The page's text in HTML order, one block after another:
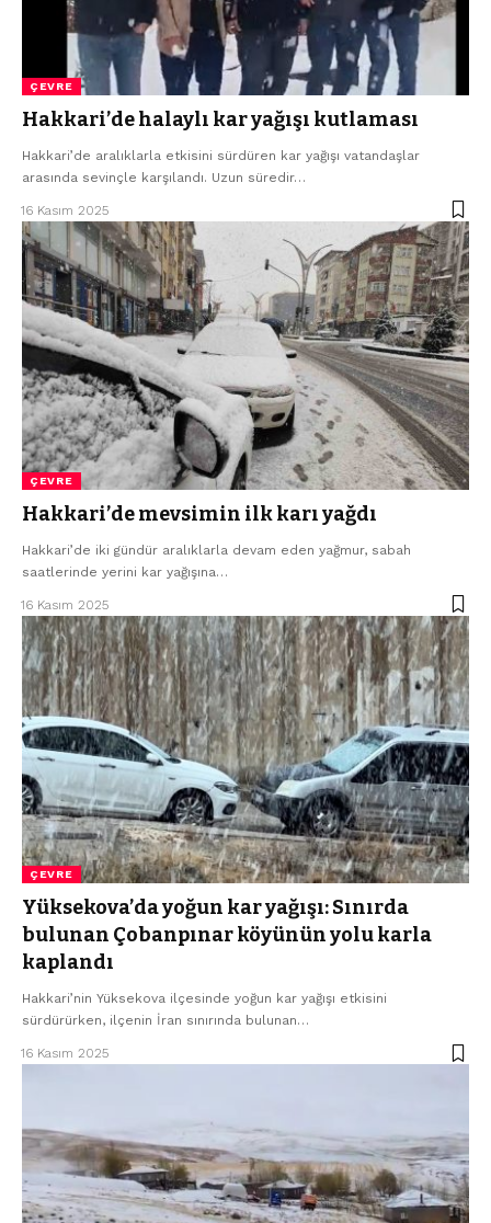
ÇEVRE
Hakkari’de halaylı kar yağışı kutlaması
Hakkari’de aralıklarla etkisini sürdüren kar yağışı vatandaşlar
arasında sevinçle karşılandı. Uzun süredir…
16 Kasım 2025
ÇEVRE
Hakkari’de mevsimin ilk karı yağdı
Hakkari’de iki gündür aralıklarla devam eden yağmur, sabah
saatlerinde yerini kar yağışına…
16 Kasım 2025
ÇEVRE
Yüksekova’da yoğun kar yağışı: Sınırda
bulunan Çobanpınar köyünün yolu karla
kaplandı
Hakkari’nin Yüksekova ilçesinde yoğun kar yağışı etkisini
sürdürürken, ilçenin İran sınırında bulunan…
16 Kasım 2025